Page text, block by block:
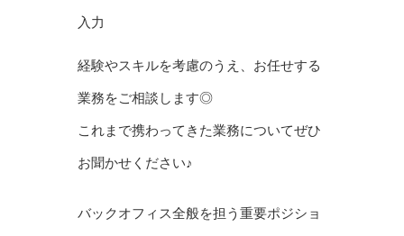
入力
経験やスキルを考慮のうえ、お任せする
業務をご相談します◎
これまで携わってきた業務についてぜひ
お聞かせください♪
バックオフィス全般を担う重要ポジショ